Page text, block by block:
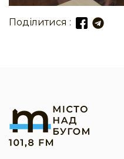
Поділитися :